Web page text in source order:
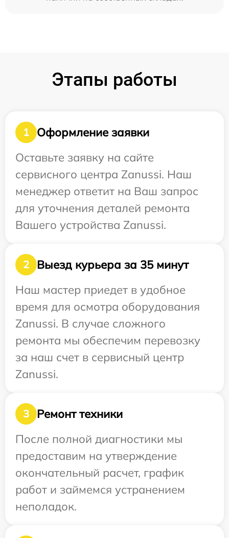
Этапы работы
1
Оформление заявки
Оставьте заявку на сайте
сервисного центра Zanussi. Наш
менеджер ответит на Ваш запрос
для уточнения деталей ремонта
Вашего устройства Zanussi.
2
Выезд курьера за 35 минут
Наш мастер приедет в удобное
время для осмотра оборудования
Zanussi. В случае сложного
ремонта мы обеспечим перевозку
за наш счет в сервисный центр
Zanussi.
3
Ремонт техники
После полной диагностики мы
предоставим на утверждение
окончательный расчет, график
работ и займемся устранением
неполадок.